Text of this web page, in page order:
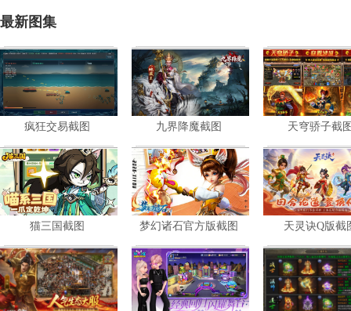
最新图集
暂未评星
策略
共
5张
疯狂交易截图 暂未评星
共4张
九界降魔截图 暂未评星
共4张
天穹骄子截
暂未评星
共4张
猫三国截图 暂未评星
共4张
梦幻诸石官方版截图 暂未评星
共5 张
天灵诀Q版截